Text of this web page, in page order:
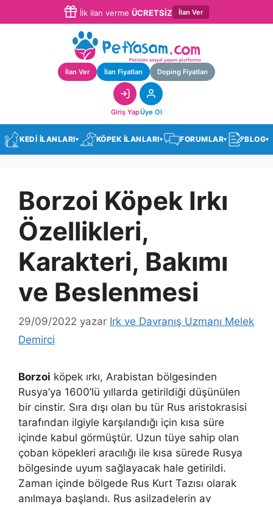
İlk ilan verme ÜCRETSİZ İlan Ver
İlan Ver İlan Fiyatları Doping Fiyatları
Giriş YapÜye Ol
KEDİ İLANLARI▾ KÖPEK İLANLARI▾ FORUMLAR▾ BLOG▾
Borzoi Köpek Irkı
Özellikleri,
Karakteri, Bakımı
ve Beslenmesi
29/09/2022 yazar Irk ve Davranış Uzmanı Melek
Demirci
Borzoi köpek ırkı, Arabistan bölgesinden
Rusya’ya 1600’lü yıllarda getirildiği düşünülen
bir cinstir. Sıra dışı olan bu tür Rus aristokrasisi
tarafından ilgiyle karşılandığı için kısa süre
içinde kabul görmüştür. Uzun tüye sahip olan
çoban köpekleri aracılığı ile kısa sürede Rusya
bölgesinde uyum sağlayacak hale getirildi.
Zaman içinde bölgede Rus Kurt Tazısı olarak
anılmaya başlandı. Rus asilzadelerin av